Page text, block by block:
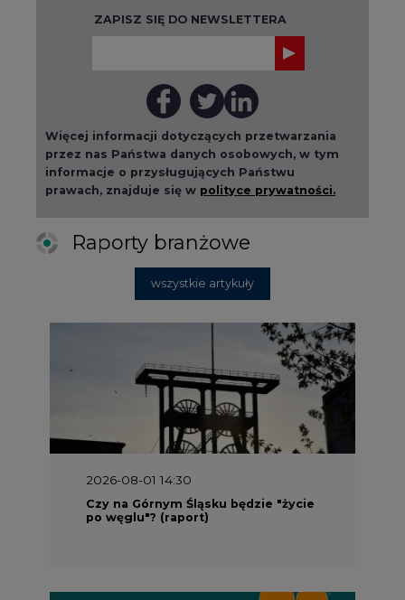
Więcej informacji dotyczących przetwarzania
przez nas Państwa danych osobowych, w tym
informacje o przysługujących Państwu
prawach, znajduje się w polityce prywatności.
Raporty branżowe
2026-08-01 14:30
Czy na Górnym Śląsku będzie "życie
po węglu"? (raport)